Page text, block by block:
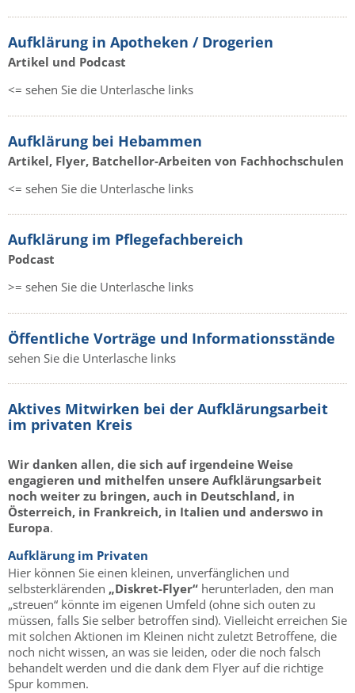
Aufklärung in Apotheken / Drogerien
Artikel und Podcast
<= sehen Sie die Unterlasche links
Aufklärung bei Hebammen
Artikel, Flyer, Batchellor-Arbeiten von Fachhochschulen
<= sehen Sie die Unterlasche links
Aufklärung im Pflegefachbereich
Podcast
>= sehen Sie die Unterlasche links
Öffentliche Vorträge und Informationsstände
sehen Sie die Unterlasche links
Aktives Mitwirken bei der Aufklärungsarbeit
im privaten Kreis
Wir danken allen, die sich auf irgendeine Weise
engagieren und mithelfen unsere Aufklärungsarbeit
noch weiter zu bringen, auch in Deutschland, in
Österreich, in Frankreich, in Italien und anderswo in
Europa.
Aufklärung im Privaten
Hier können Sie einen kleinen, unverfänglichen und
selbsterklärenden „Diskret-Flyer“ herunterladen, den man
„streuen“ könnte im eigenen Umfeld (ohne sich outen zu
müssen, falls Sie selber betroffen sind). Vielleicht erreichen Sie
mit solchen Aktionen im Kleinen nicht zuletzt Betroffene, die
noch nicht wissen, an was sie leiden, oder die noch falsch
behandelt werden und die dank dem Flyer auf die richtige
Spur kommen.